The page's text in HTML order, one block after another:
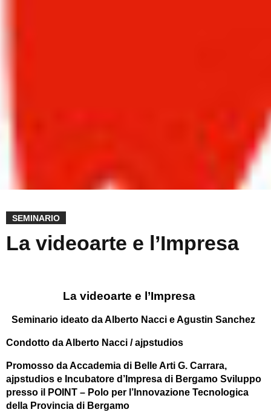
SEMINARIO
La videoarte e l’Impresa
La videoarte e l’Impresa
Seminario ideato da Alberto Nacci e Agustin Sanchez
Condotto da Alberto Nacci / ajpstudios
Promosso da Accademia di Belle Arti G. Carrara,
ajpstudios e Incubatore d’Impresa di Bergamo Sviluppo
presso il POINT – Polo per l’Innovazione Tecnologica
della Provincia di Bergamo